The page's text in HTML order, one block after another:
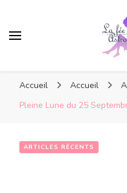
Accueil Accueil
Pleine Lune du 25
ARTICLES RÉCENTS